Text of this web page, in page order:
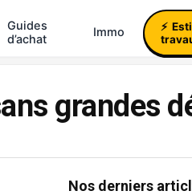
Guides
d’achat
Immo
grandes
Nos derniers